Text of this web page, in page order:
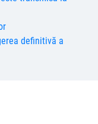
definitivă a